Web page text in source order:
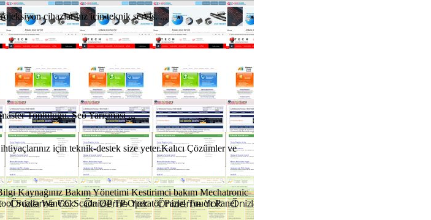
cihazlarınız için teknik servis. ...
Topluluğu. Seo Yarışması ...
için teknik-destek size yeter.Kalıcı Çözümler ve
Kaynağınız Bakım Yönetimi Kestirimci bakım Mechatronic
Scada WinCC Scada OP TP Operatör Panel Touch Panel